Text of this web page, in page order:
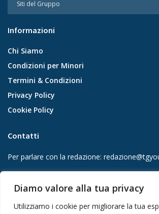
Diamo valore alla tua privacy
Utilizziamo i cookie per migliorare la tua
Informazioni
Chi Siamo
Condizioni per Minori
Termini & Condizioni
Privacy Policy
Cookie Policy
Contatti
Per parlare con la redazione: